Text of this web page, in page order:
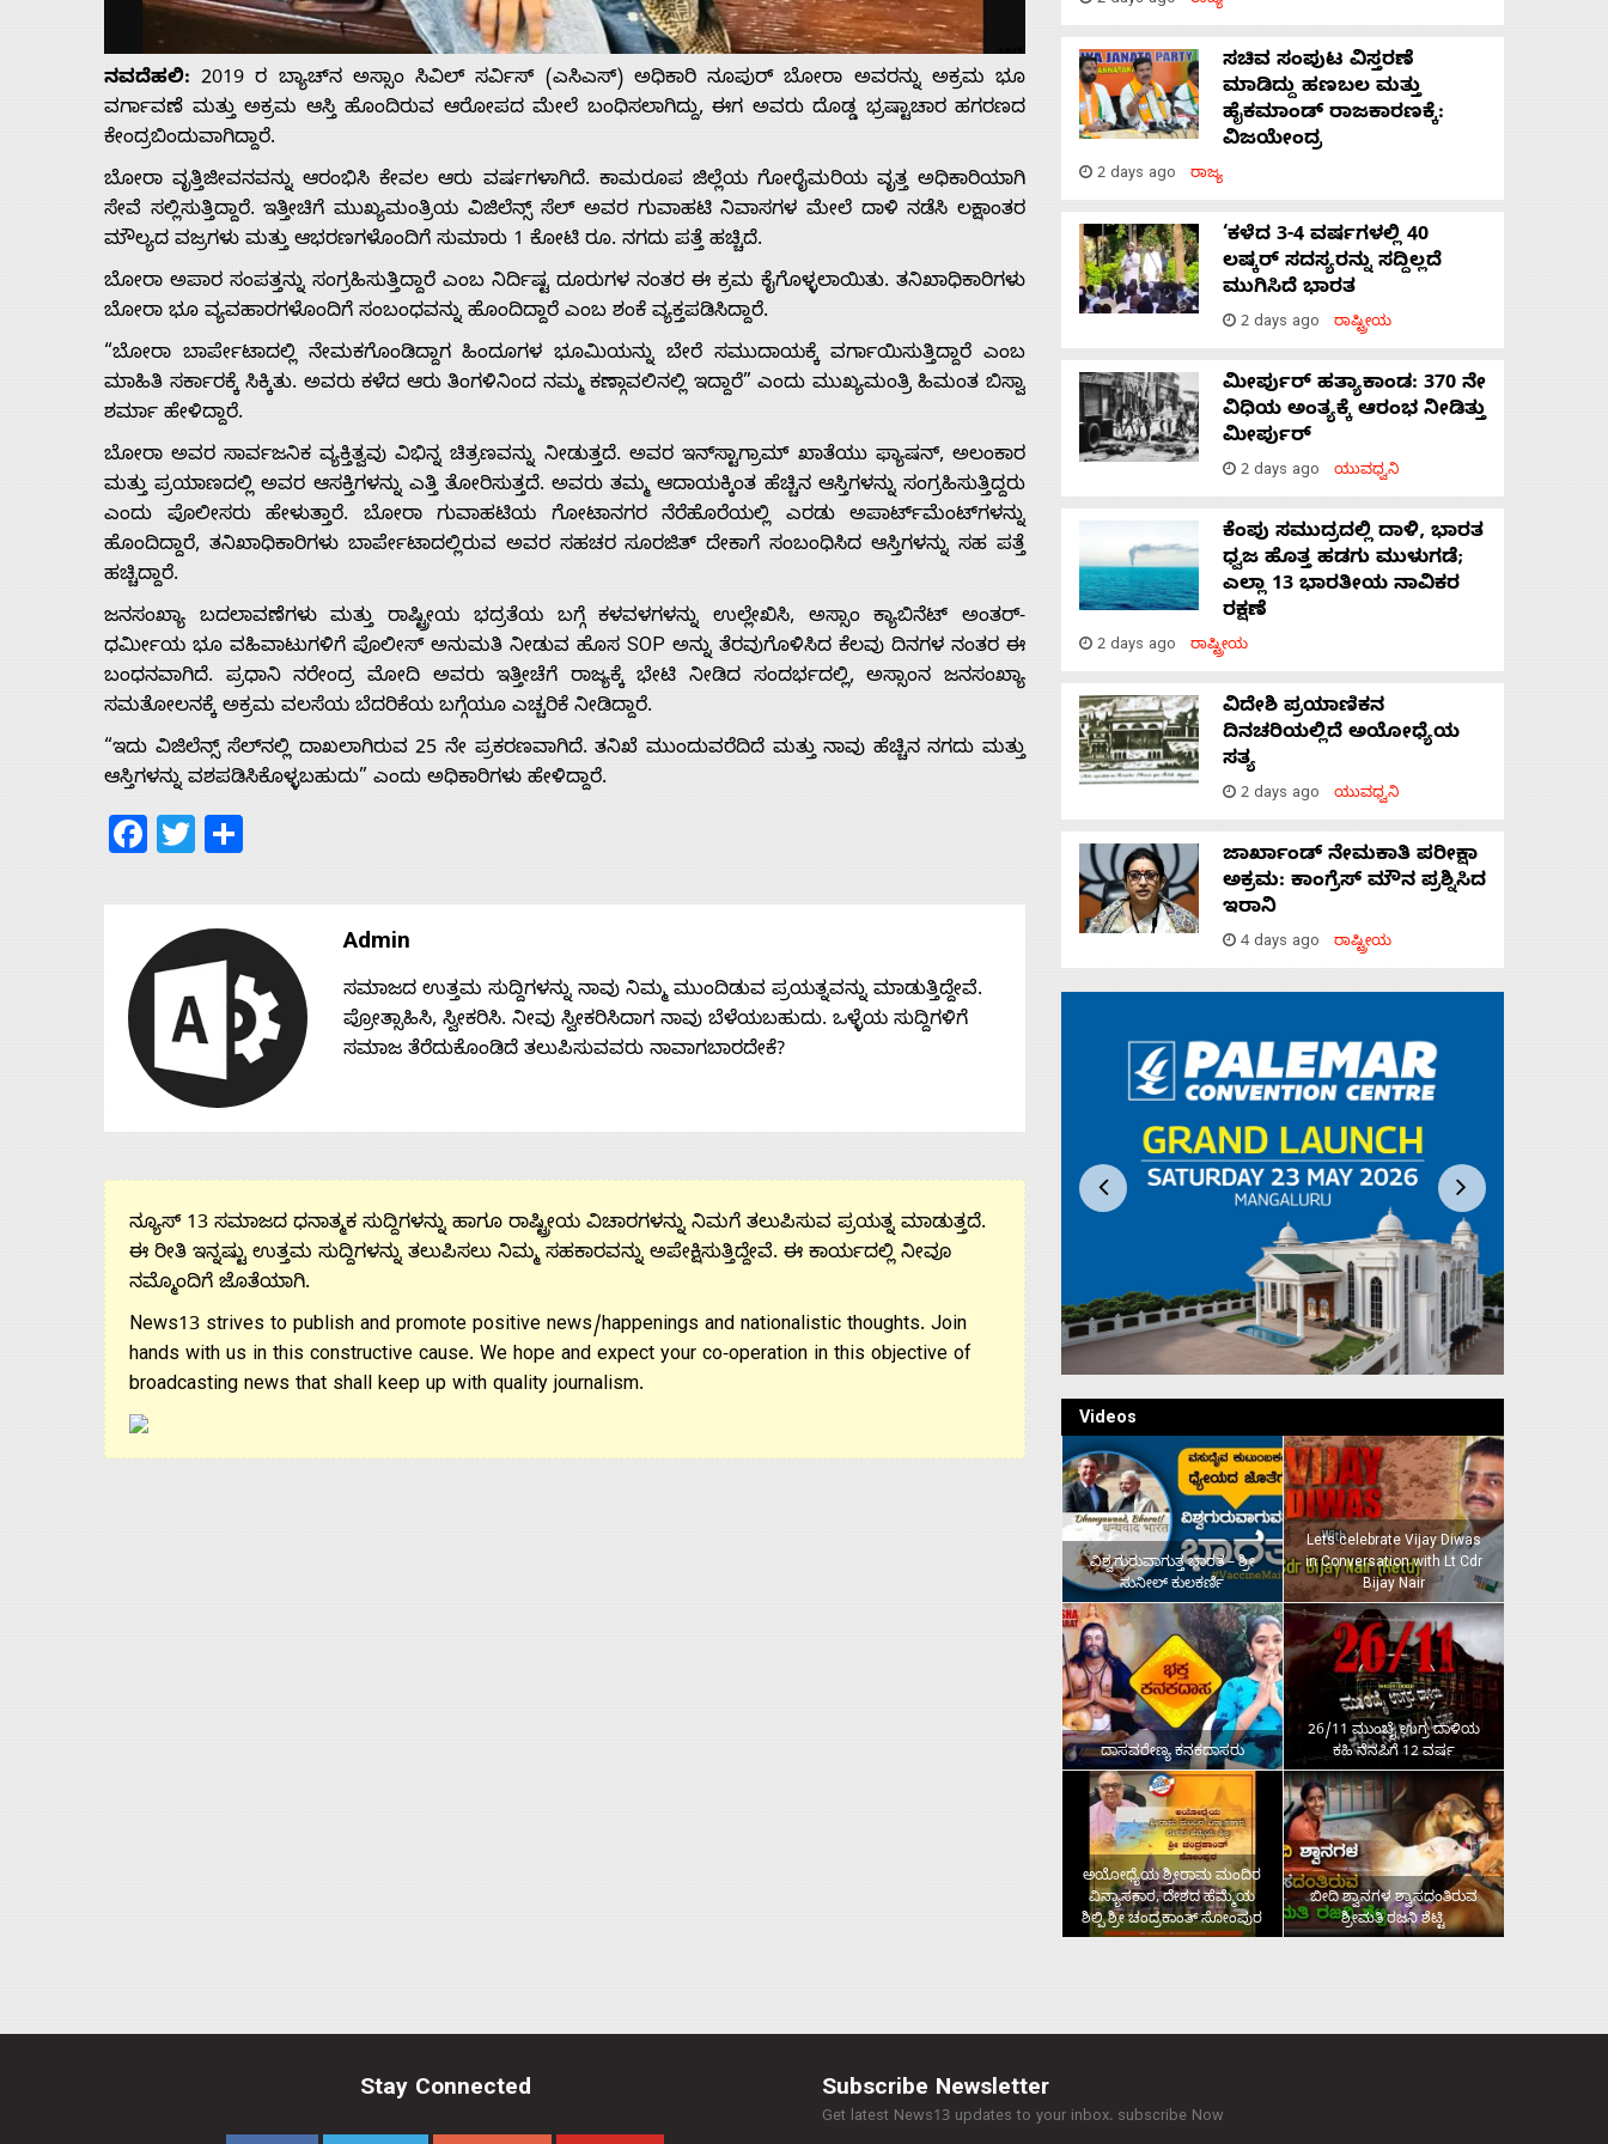
Advertise
Contact
ನವದೆಹಲಿ: 2019 ರ ಬ್ಯಾಚ್‌ನ ಅಸ್ಸಾಂ ಸಿವಿಲ್ ಸರ್ವಿಸ್ (ಎಸಿಎಸ್) ಅಧಿಕಾರಿ ನೂಪುರ್ ಬೋರಾ ಅವರನ್ನು ಅಕ್ರಮ ಭೂ
ವರ್ಗಾವಣೆ ಮತ್ತು ಅಕ್ರಮ ಆಸ್ತಿ ಹೊಂದಿರುವ ಆರೋಪದ ಮೇಲೆ ಬಂಧಿಸಲಾಗಿದ್ದು, ಈಗ ಅವರು ದೊಡ್ಡ ಭ್ರಷ್ಟಾಚಾರ ಹಗರಣದ
ಕೇಂದ್ರಬಿಂದುವಾಗಿದ್ದಾರೆ.
ಬೋರಾ ವೃತ್ತಿಜೀವನವನ್ನು ಆರಂಭಿಸಿ ಕೇವಲ ಆರು ವರ್ಷಗಳಾಗಿದೆ. ಕಾಮರೂಪ ಜಿಲ್ಲೆಯ ಗೋರೈಮರಿಯ ವೃತ್ತ ಅಧಿಕಾರಿಯಾಗಿ
ಸೇವೆ ಸಲ್ಲಿಸುತ್ತಿದ್ದಾರೆ. ಇತ್ತೀಚಿಗೆ ಮುಖ್ಯಮಂತ್ರಿಯ ವಿಜಿಲೆನ್ಸ್ ಸೆಲ್ ಅವರ ಗುವಾಹಟಿ ನಿವಾಸಗಳ ಮೇಲೆ ದಾಳಿ ನಡೆಸಿ ಲಕ್ಷಾಂತರ
ಮೌಲ್ಯದ ವಜ್ರಗಳು ಮತ್ತು ಆಭರಣಗಳೊಂದಿಗೆ ಸುಮಾರು 1 ಕೋಟಿ ರೂ. ನಗದು ಪತ್ತೆ ಹಚ್ಚಿದೆ.
ಬೋರಾ ಅಪಾರ ಸಂಪತ್ತನ್ನು ಸಂಗ್ರಹಿಸುತ್ತಿದ್ದಾರೆ ಎಂಬ ನಿರ್ದಿಷ್ಟ ದೂರುಗಳ ನಂತರ ಈ ಕ್ರಮ ಕೈಗೊಳ್ಳಲಾಯಿತು. ತನಿಖಾಧಿಕಾರಿಗಳು
ಬೋರಾ ಭೂ ವ್ಯವಹಾರಗಳೊಂದಿಗೆ ಸಂಬಂಧವನ್ನು ಹೊಂದಿದ್ದಾರೆ ಎಂಬ ಶಂಕೆ ವ್ಯಕ್ತಪಡಿಸಿದ್ದಾರೆ.
“ಬೋರಾ ಬಾರ್ಪೇಟಾದಲ್ಲಿ ನೇಮಕಗೊಂಡಿದ್ದಾಗ ಹಿಂದೂಗಳ ಭೂಮಿಯನ್ನು ಬೇರೆ ಸಮುದಾಯಕ್ಕೆ ವರ್ಗಾಯಿಸುತ್ತಿದ್ದಾರೆ ಎಂಬ
ಮಾಹಿತಿ ಸರ್ಕಾರಕ್ಕೆ ಸಿಕ್ಕಿತು. ಅವರು ಕಳೆದ ಆರು ತಿಂಗಳಿನಿಂದ ನಮ್ಮ ಕಣ್ಗಾವಲಿನಲ್ಲಿ ಇದ್ದಾರೆ” ಎಂದು ಮುಖ್ಯಮಂತ್ರಿ ಹಿಮಂತ ಬಿಸ್ವಾ
ಶರ್ಮಾ ಹೇಳಿದ್ದಾರೆ.
ಬೋರಾ ಅವರ ಸಾರ್ವಜನಿಕ ವ್ಯಕ್ತಿತ್ವವು ವಿಭಿನ್ನ ಚಿತ್ರಣವನ್ನು ನೀಡುತ್ತದೆ. ಅವರ ಇನ್‌ಸ್ಟಾಗ್ರಾಮ್ ಖಾತೆಯು ಫ್ಯಾಷನ್, ಅಲಂಕಾರ
ಮತ್ತು ಪ್ರಯಾಣದಲ್ಲಿ ಅವರ ಆಸಕ್ತಿಗಳನ್ನು ಎತ್ತಿ ತೋರಿಸುತ್ತದೆ. ಅವರು ತಮ್ಮ ಆದಾಯಕ್ಕಿಂತ ಹೆಚ್ಚಿನ ಆಸ್ತಿಗಳನ್ನು ಸಂಗ್ರಹಿಸುತ್ತಿದ್ದರು
ಎಂದು ಪೊಲೀಸರು ಹೇಳುತ್ತಾರೆ. ಬೋರಾ ಗುವಾಹಟಿಯ ಗೋಟಾನಗರ ನೆರೆಹೊರೆಯಲ್ಲಿ ಎರಡು ಅಪಾರ್ಟ್‌ಮೆಂಟ್‌ಗಳನ್ನು
ಹೊಂದಿದ್ದಾರೆ, ತನಿಖಾಧಿಕಾರಿಗಳು ಬಾರ್ಪೇಟಾದಲ್ಲಿರುವ ಅವರ ಸಹಚರ ಸೂರಜಿತ್ ದೇಕಾಗೆ ಸಂಬಂಧಿಸಿದ ಆಸ್ತಿಗಳನ್ನು ಸಹ ಪತ್ತೆ
ಹಚ್ಚಿದ್ದಾರೆ.
ಜನಸಂಖ್ಯಾ ಬದಲಾವಣೆಗಳು ಮತ್ತು ರಾಷ್ಟ್ರೀಯ ಭದ್ರತೆಯ ಬಗ್ಗೆ ಕಳವಳಗಳನ್ನು ಉಲ್ಲೇಖಿಸಿ, ಅಸ್ಸಾಂ ಕ್ಯಾಬಿನೆಟ್ ಅಂತರ್-
ಧರ್ಮೀಯ ಭೂ ವಹಿವಾಟುಗಳಿಗೆ ಪೊಲೀಸ್ ಅನುಮತಿ ನೀಡುವ ಹೊಸ SOP ಅನ್ನು ತೆರವುಗೊಳಿಸಿದ ಕೆಲವು ದಿನಗಳ ನಂತರ ಈ
ಬಂಧನವಾಗಿದೆ. ಪ್ರಧಾನಿ ನರೇಂದ್ರ ಮೋದಿ ಅವರು ಇತ್ತೀಚೆಗೆ ರಾಜ್ಯಕ್ಕೆ ಭೇಟಿ ನೀಡಿದ ಸಂದರ್ಭದಲ್ಲಿ, ಅಸ್ಸಾಂನ ಜನಸಂಖ್ಯಾ
ಸಮತೋಲನಕ್ಕೆ ಅಕ್ರಮ ವಲಸೆಯ ಬೆದರಿಕೆಯ ಬಗ್ಗೆಯೂ ಎಚ್ಚರಿಕೆ ನೀಡಿದ್ದಾರೆ.
“ಇದು ವಿಜಿಲೆನ್ಸ್ ಸೆಲ್‌ನಲ್ಲಿ ದಾಖಲಾಗಿರುವ 25 ನೇ ಪ್ರಕರಣವಾಗಿದೆ. ತನಿಖೆ ಮುಂದುವರೆದಿದೆ ಮತ್ತು ನಾವು ಹೆಚ್ಚಿನ ನಗದು ಮತ್ತು
ಆಸ್ತಿಗಳನ್ನು ವಶಪಡಿಸಿಕೊಳ್ಳಬಹುದು” ಎಂದು ಅಧಿಕಾರಿಗಳು ಹೇಳಿದ್ದಾರೆ.
Facebook
Twitter
Admin
ಸಮಾಜದ ಉತ್ತಮ ಸುದ್ದಿಗಳನ್ನು ನಾವು ನಿಮ್ಮ ಮುಂದಿಡುವ ಪ್ರಯತ್ನವನ್ನು ಮಾಡುತ್ತಿದ್ದೇವೆ.
ಪ್ರೋತ್ಸಾಹಿಸಿ, ಸ್ವೀಕರಿಸಿ. ನೀವು ಸ್ವೀಕರಿಸಿದಾಗ ನಾವು ಬೆಳೆಯಬಹುದು. ಒಳ್ಳೆಯ ಸುದ್ದಿಗಳಿಗೆ
ಸಮಾಜ ತೆರೆದುಕೊಂಡಿದೆ ತಲುಪಿಸುವವರು ನಾವಾಗಬಾರದೇಕೆ?
ನ್ಯೂಸ್ 13 ಸಮಾಜದ ಧನಾತ್ಮಕ ಸುದ್ದಿಗಳನ್ನು ಹಾಗೂ ರಾಷ್ಟ್ರೀಯ ವಿಚಾರಗಳನ್ನು ನಿಮಗೆ ತಲುಪಿಸುವ ಪ್ರಯತ್ನ ಮಾಡುತ್ತದೆ.
ಈ ರೀತಿ ಇನ್ನಷ್ಟು ಉತ್ತಮ ಸುದ್ದಿಗಳನ್ನು ತಲುಪಿಸಲು ನಿಮ್ಮ ಸಹಕಾರವನ್ನು ಅಪೇಕ್ಷಿಸುತ್ತಿದ್ದೇವೆ. ಈ ಕಾರ್ಯದಲ್ಲಿ ನೀವೂ
ನಮ್ಮೊಂದಿಗೆ ಜೊತೆಯಾಗಿ.
News13 strives to publish and promote positive news/happenings and nationalistic thoughts. Join
hands with us in this constructive cause. We hope and expect your co-operation in this objective of
broadcasting news that shall keep up with quality journalism.
ಸಚಿವ ಸಂಪುಟ ವಿಸ್ತರಣೆ
ಮಾಡಿದ್ದು ಹಣಬಲ ಮತ್ತು
ಹೈಕಮಾಂಡ್ ರಾಜಕಾರಣಕ್ಕೆ:
ವಿಜಯೇಂದ್ರ
2 days ago ರಾಜ್ಯ
‘ಕಳೆದ 3-4 ವರ್ಷಗಳಲ್ಲಿ 40
ಲಷ್ಕರ್ ಸದಸ್ಯರನ್ನು ಸದ್ದಿಲ್ಲದೆ
ಮುಗಿಸಿದೆ ಭಾರತ
2 days ago ರಾಷ್ಟ್ರೀಯ
ಮೀರ್ಪುರ್ ಹತ್ಯಾಕಾಂಡ: 370 ನೇ
ವಿಧಿಯ ಅಂತ್ಯಕ್ಕೆ ಆರಂಭ ನೀಡಿತ್ತು
ಮೀರ್ಪುರ್
2 days ago ಯುವಧ್ವನಿ
ಕೆಂಪು ಸಮುದ್ರದಲ್ಲಿ ದಾಳಿ, ಭಾರತ
ಧ್ವಜ ಹೊತ್ತ ಹಡಗು ಮುಳುಗಡೆ;
ಎಲ್ಲಾ 13 ಭಾರತೀಯ ನಾವಿಕರ
ರಕ್ಷಣೆ
2 days ago ರಾಷ್ಟ್ರೀಯ
ವಿದೇಶಿ ಪ್ರಯಾಣಿಕನ
ದಿನಚರಿಯಲ್ಲಿದೆ ಅಯೋಧ್ಯೆಯ
ಸತ್ಯ
2 days ago ಯುವಧ್ವನಿ
ಜಾರ್ಖಾಂಡ್‌ ನೇಮಕಾತಿ ಪರೀಕ್ಷಾ
ಅಕ್ರಮ: ಕಾಂಗ್ರೆಸ್‌ ಮೌನ ಪ್ರಶ್ನಿಸಿದ
ಇರಾನಿ
4 days ago ರಾಷ್ಟ್ರೀಯ
Videos
ವಿಶ್ವಗುರುವಾಗುತ್ತ ಭಾರತ – ಶ್ರೀ
ಸುನೀಲ್‌ ಕುಲಕರ್ಣಿ
Lets celebrate Vijay Diwas
in Conversation with Lt Cdr
Bijay Nair
ದಾಸವರೇಣ್ಯ ಕನಕದಾಸರು
26/11 ಮುಂಬೈ ಉಗ್ರ ದಾಳಿಯ
ಕಹಿ ನೆನಪಿಗೆ 12 ವರ್ಷ
ಅಯೋಧ್ಯೆಯ ಶ್ರೀರಾಮ ಮಂದಿರ
ವಿನ್ಯಾಸಕಾರ, ದೇಶದ ಹೆಮ್ಮೆಯ
ಶಿಲ್ಪಿ ಶ್ರೀ ಚಂದ್ರಕಾಂತ್‌ ಸೋಂಪುರ
ಬೀದಿ ಶ್ವಾನಗಳ ಶ್ವಾಸದಂತಿರುವ
ಶ್ರೀಮತಿ ರಜನಿ ಶೆಟ್ಟಿ
Stay Connected Subscribe Newsletter
Get latest News13 updates to your inbox. subscribe Now